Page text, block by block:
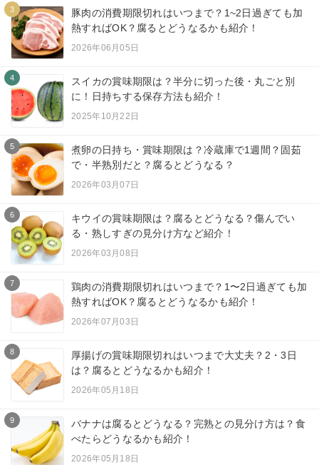
3
豚肉の消費期限切れはいつまで？1~2日過ぎても加
熱すればOK？腐るとどうなるかも紹介！
2026年06月05日
4
スイカの賞味期限は？半分に切った後・丸ごと別
に！日持ちする保存方法も紹介！
2025年10月22日
5
煮卵の日持ち・賞味期限は？冷蔵庫で1週間？固茹
で・半熟別だと？腐るとどうなる？
2026年03月07日
6
キウイの賞味期限は？腐るとどうなる？傷んでい
る・熟しすぎの見分け方など紹介！
2026年03月08日
7
鶏肉の消費期限切れはいつまで？1〜2日過ぎても加
熱すればOK？腐るとどうなるかも紹介！
2026年07月03日
8
厚揚げの賞味期限切れはいつまで大丈夫？2・3日
は？腐るとどうなるかも紹介！
2026年05月18日
9
バナナは腐るとどうなる？完熟との見分け方は？食
べたらどうなるかも紹介！
2026年05月18日